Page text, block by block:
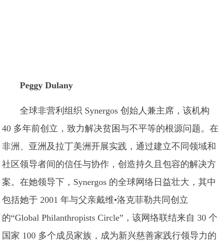
Peggy Dulany
全球非营利组织 Synergos 创始人兼主席，该机构
40 多年前创立，致力解决贫困与不平等的根源问题。在
非洲、亚洲及拉丁美洲开展实践，通过建立不同领域和
社区领导者间的信任与协作，创造持久且包容的解决方
案。在她领导下，Synergos 的全球网络日益壮大，其中
包括她于 2001 年与父亲戴维•洛克菲勒共同创立
的“Global Philanthropists Circle”，该网络联结来自 30 个
国家 100 多个成员家族，成为新兴慈善家践行领导力的